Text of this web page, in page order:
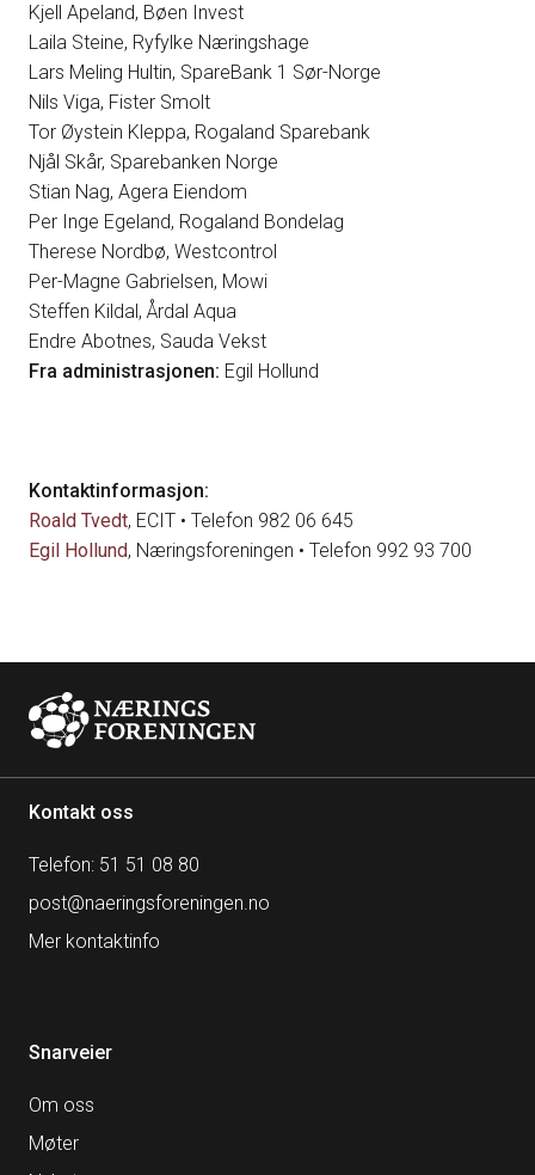
Kjell Apeland, Bøen Invest
Laila Steine, Ryfylke Næringshage
Lars Meling Hultin, SpareBank 1 Sør-Norge
Nils Viga, Fister Smolt
Tor Øystein Kleppa, Rogaland Sparebank
Njål Skår, Sparebanken Norge
Stian Nag, Agera Eiendom
Per Inge Egeland, Rogaland Bondelag
Therese Nordbø, Westcontrol
Per-Magne Gabrielsen, Mowi
Steffen Kildal, Årdal Aqua
Endre Abotnes, Sauda Vekst
Fra administrasjonen: Egil Hollund
Kontaktinformasjon:
Roald Tvedt, ECIT • Telefon 982 06 645
Egil Hollund, Næringsforeningen • Telefon 992 93 700
Kontakt oss
Telefon: 51 51 08 80
post@naeringsforeningen.no
Mer kontaktinfo
Snarveier
Om oss
Møter